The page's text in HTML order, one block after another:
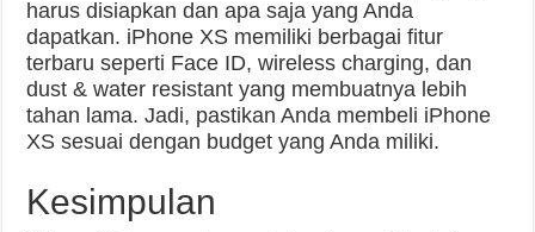
harus disiapkan dan apa saja yang Anda
dapatkan. iPhone XS memiliki berbagai fitur
terbaru seperti Face ID, wireless charging, dan
dust & water resistant yang membuatnya lebih
tahan lama. Jadi, pastikan Anda membeli iPhone
XS sesuai dengan budget yang Anda miliki.
Kesimpulan